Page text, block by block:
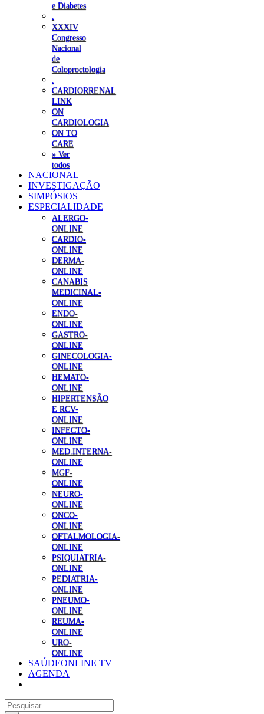
e Diabetes
XXXIV
Congresso
Nacional
de
Coloproctologia
CARDIORRENAL
LINK
ON
CARDIOLOGIA
ON TO
CARE
» Ver
todos
NACIONAL
INVESTIGAÇÃO
SIMPÓSIOS
ESPECIALIDADE
ALERGO-
ONLINE
CARDIO-
ONLINE
DERMA-
ONLINE
CANABIS
MEDICINAL-
ONLINE
ENDO-
ONLINE
GASTRO-
ONLINE
GINECOLOGIA-
ONLINE
HEMATO-
ONLINE
HIPERTENSÃO
E RCV-
ONLINE
INFECTO-
ONLINE
MED.INTERNA-
ONLINE
MGF-
ONLINE
NEURO-
ONLINE
ONCO-
ONLINE
OFTALMOLOGIA-
ONLINE
PSIQUIATRIA-
ONLINE
PEDIATRIA-
ONLINE
PNEUMO-
ONLINE
REUMA-
ONLINE
URO-
ONLINE
SAÚDEONLINE TV
AGENDA
Pesquisar